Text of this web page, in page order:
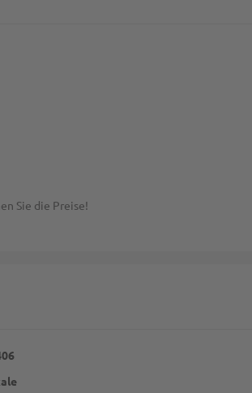
Sie die Preise!